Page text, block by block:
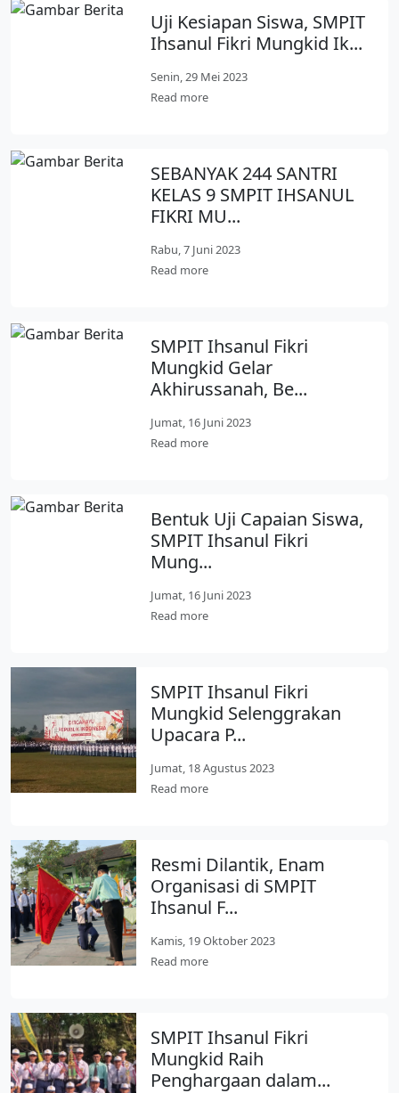
Uji Kesiapan Siswa, SMPIT
Ihsanul Fikri Mungkid Ik...
Senin, 29 Mei 2023
Read more
SEBANYAK 244 SANTRI
KELAS 9 SMPIT IHSANUL
FIKRI MU...
Rabu, 7 Juni 2023
Read more
SMPIT Ihsanul Fikri
Mungkid Gelar
Akhirussanah, Be...
Jumat, 16 Juni 2023
Read more
Bentuk Uji Capaian Siswa,
SMPIT Ihsanul Fikri
Mung...
Jumat, 16 Juni 2023
Read more
SMPIT Ihsanul Fikri
Mungkid Selenggrakan
Upacara P...
Jumat, 18 Agustus 2023
Read more
Resmi Dilantik, Enam
Organisasi di SMPIT
Ihsanul F...
Kamis, 19 Oktober 2023
Read more
SMPIT Ihsanul Fikri
Mungkid Raih
Penghargaan dalam...